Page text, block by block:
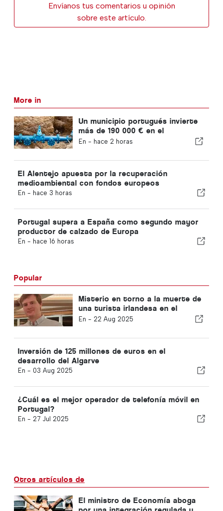
Envíanos tus comentarios u opinión
sobre este artículo.
More in
Un municipio portugués invierte
más de 190 000 € en el
suministro de agua
En - hace 2 horas
El Alentejo apuesta por la recuperación
medioambiental con fondos europeos
En - hace 3 horas
Portugal supera a España como segundo mayor
productor de calzado de Europa
En - hace 16 horas
Popular
Misterio en torno a la muerte de
una turista irlandesa en el
Algarve
En - 22 Aug 2025
Inversión de 125 millones de euros en el
desarrollo del Algarve
En - 03 Aug 2025
¿Cuál es el mejor operador de telefonía móvil en
Portugal?
En - 27 Jul 2025
Otros artículos de
El ministro de Economía aboga